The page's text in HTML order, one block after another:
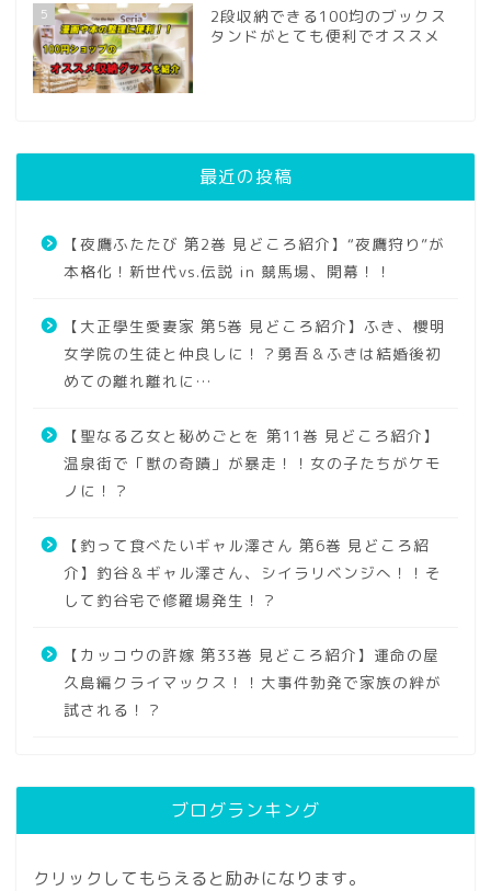
5
2段収納できる100均のブックス
タンドがとても便利でオススメ
最近の投稿
【夜鷹ふたたび 第2巻 見どころ紹介】“夜鷹狩り”が
本格化！新世代vs.伝説 in 競馬場、開幕！！
【大正學生愛妻家 第5巻 見どころ紹介】ふき、櫻明
女学院の生徒と仲良しに！？勇吾＆ふきは結婚後初
めての離れ離れに…
【聖なる乙女と秘めごとを 第11巻 見どころ紹介】
温泉街で「獣の奇蹟」が暴走！！女の子たちがケモ
ノに！？
【釣って食べたいギャル澤さん 第6巻 見どころ紹
介】釣谷＆ギャル澤さん、シイラリベンジへ！！そ
して釣谷宅で修羅場発生！？
【カッコウの許嫁 第33巻 見どころ紹介】運命の屋
久島編クライマックス！！大事件勃発で家族の絆が
試される！？
ブログランキング
クリックしてもらえると励みになります。